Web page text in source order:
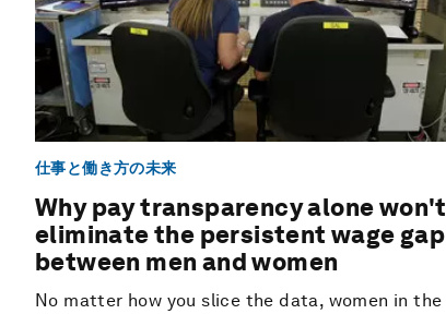
仕事と働き方の未来
Why pay transparency alone won't
eliminate the persistent wage gap
between men and women
No matter how you slice the data, women in the